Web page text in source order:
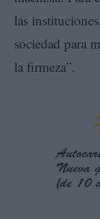
las
sociedad para
la firmeza”.